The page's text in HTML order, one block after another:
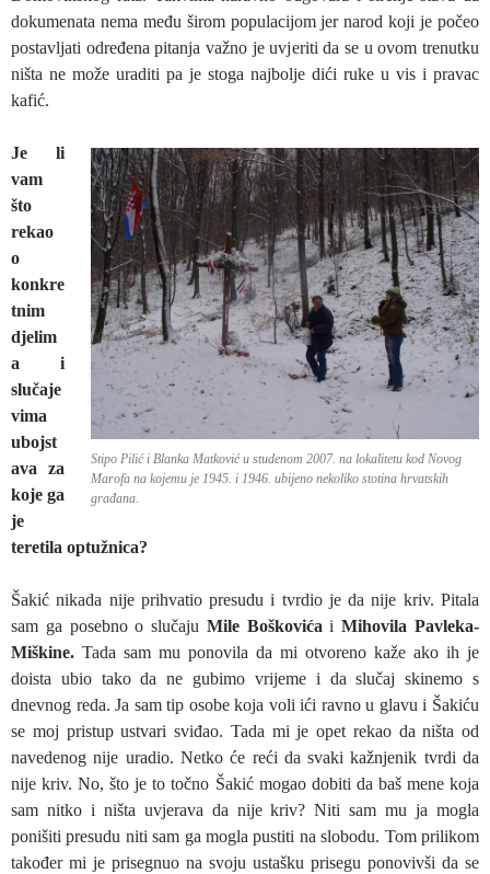
dokumenata nema među širom populacijom jer narod koji je počeo
postavljati određena pitanja važno je uvjeriti da se u ovom trenutku
ništa ne može uraditi pa je stoga najbolje dići ruke u vis i pravac
kafić.
Stipo Pilić i Blanka Matković u studenom 2007. na lokalitetu kod Novog
Marofa na kojemu je 1945. i 1946. ubijeno nekoliko stotina hrvatskih
građana.
Je li
vam
što
rekao
o
konkre
tnim
djelim
a i
slučaje
vima
ubojst
ava za
koje ga
je
teretila optužnica?
Šakić nikada nije prihvatio presudu i tvrdio je da nije kriv. Pitala
sam ga posebno o slučaju Mile Boškovića iMihovila Pavleka-
Miškine. Tada sam mu ponovila da mi otvoreno kaže ako ih je
doista ubio tako da ne gubimo vrijeme i da slučaj skinemo s
dnevnog reda. Ja sam tip osobe koja voli ići ravno u glavu i Šakiću
se moj pristup ustvari sviđao. Tada mi je opet rekao da ništa od
navedenog nije uradio. Netko će reći da svaki kažnjenik tvrdi da
nije kriv. No, što je to točno Šakić mogao dobiti da baš mene koja
sam nitko i ništa uvjerava da nije kriv? Niti sam mu ja mogla
ponišiti presudu niti sam ga mogla pustiti na slobodu. Tom prilikom
također mi je prisegnuo na svoju ustašku prisegu ponovivši da se